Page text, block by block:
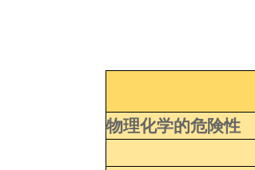
物理化学的危険性